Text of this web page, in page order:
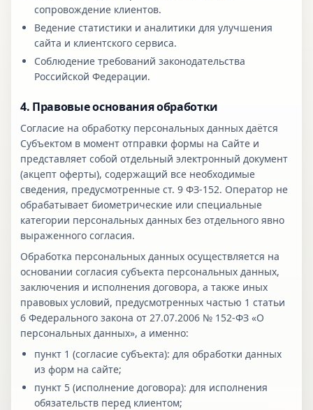
сопровождение клиентов.
Ведение статистики и аналитики для улучшения
сайта и клиентского сервиса.
Соблюдение требований законодательства
Российской Федерации.
4. Правовые основания обработки
Согласие на обработку персональных данных даётся
Субъектом в момент отправки формы на Сайте и
представляет собой отдельный электронный документ
(акцепт оферты), содержащий все необходимые
сведения, предусмотренные ст. 9 ФЗ-152. Оператор не
обрабатывает биометрические или специальные
категории персональных данных без отдельного явно
выраженного согласия.
Обработка персональных данных осуществляется на
основании согласия субъекта персональных данных,
заключения и исполнения договора, а также иных
правовых условий, предусмотренных частью 1 статьи
6 Федерального закона от 27.07.2006 № 152-ФЗ «О
персональных данных», а именно:
пункт 1 (согласие субъекта): для обработки данных
из форм на сайте;
пункт 5 (исполнение договора): для исполнения
обязательств перед клиентом;